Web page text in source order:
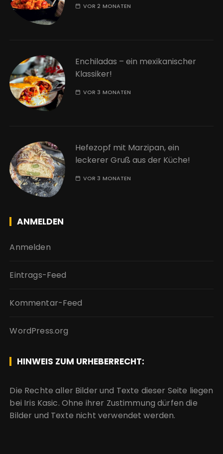
VOR 2 MONATEN
Enchiladas – ein mexikanischer
Klassiker!
VOR 3 MONATEN
Hefezopf mit Marzipan, ein
leckerer Gruß aus der Küche!
VOR 3 MONATEN
ANMELDEN
Anmelden
Eintrags-Feed
Kommentar-Feed
WordPress.org
HINWEIS ZUM URHEBERRECHT:
Die Rechte aller Bilder und Texte dieser Seite liegen
bei Iris Kasic. Ohne ihrer Zustimmung dürfen die
Bilder und Texte nicht verwendet werden.